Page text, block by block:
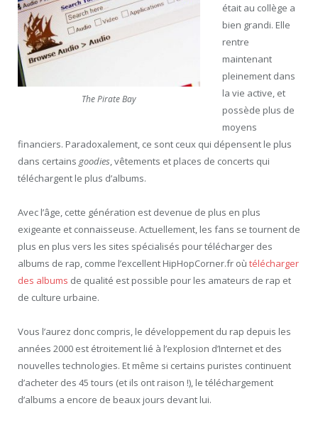
The Pirate Bay
était au collège a
bien grandi. Elle
rentre
maintenant
pleinement dans
la vie active, et
possède plus de
moyens
financiers. Paradoxalement, ce sont ceux qui dépensent le plus
dans certains goodies, vêtements et places de concerts qui
téléchargent le plus d’albums.
Avec l’âge, cette génération est devenue de plus en plus
exigeante et connaisseuse. Actuellement, les fans se tournent de
plus en plus vers les sites spécialisés pour télécharger des
albums de rap, comme l’excellent HipHopCorner.fr où télécharger
des albums de qualité est possible pour les amateurs de rap et
de culture urbaine.
Vous l’aurez donc compris, le développement du rap depuis les
années 2000 est étroitement lié à l’explosion d’Internet et des
nouvelles technologies. Et même si certains puristes continuent
d’acheter des 45 tours (et ils ont raison !), le téléchargement
d’albums a encore de beaux jours devant lui.